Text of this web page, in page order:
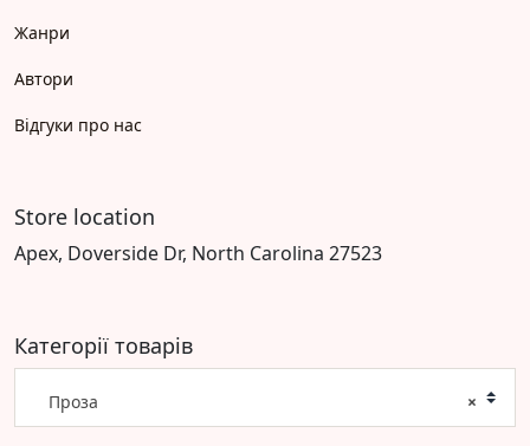
Жанри
Автори
Відгуки про нас
Store location
Apex, Doverside Dr, North Carolina 27523
Категорії товарів
×
Проза